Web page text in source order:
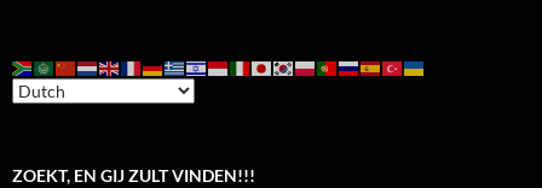
ZOEKT, EN GIJ ZULT VINDEN!!!